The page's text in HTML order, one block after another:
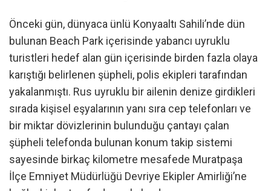
Önceki gün, dünyaca ünlü Konyaaltı Sahili’nde dün
bulunan Beach Park içerisinde yabancı uyruklu
turistleri hedef alan gün içerisinde birden fazla olaya
karıştığı belirlenen şüpheli, polis ekipleri tarafından
yakalanmıştı. Rus uyruklu bir ailenin denize girdikleri
sırada kişisel eşyalarının yanı sıra cep telefonları ve
bir miktar dövizlerinin bulunduğu çantayı çalan
şüpheli telefonda bulunan konum takip sistemi
sayesinde birkaç kilometre mesafede Muratpaşa
İlçe Emniyet Müdürlüğü Devriye Ekipler Amirliği’ne